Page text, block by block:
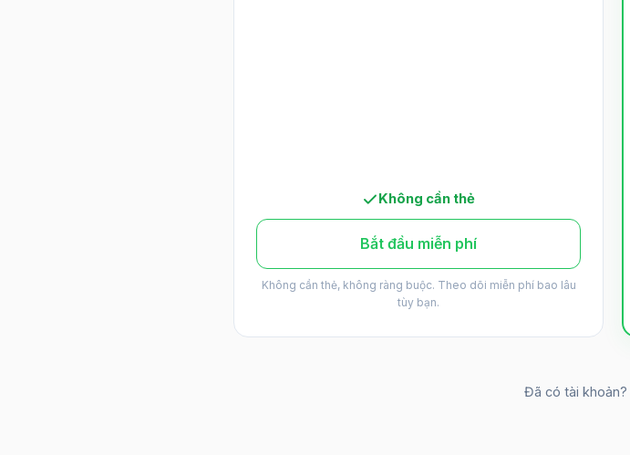
Không cần thẻ
Bắt đầu miễn phí
Không cần thẻ, không ràng buộc. Theo dõi miễn phí bao lâu
tùy bạn.
Đã có tài khoản?